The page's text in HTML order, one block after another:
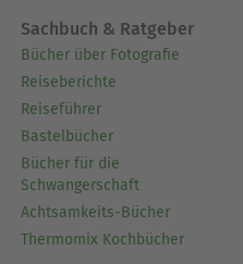
Sachbuch & Ratgeber
Bücher über Fotografie
Reiseberichte
Reiseführer
Bastelbücher
Bücher für die
Schwangerschaft
Achtsamkeits-Bücher
Thermomix Kochbücher